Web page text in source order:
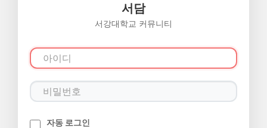
서담
서강대학교 커뮤니티
자동 로그인